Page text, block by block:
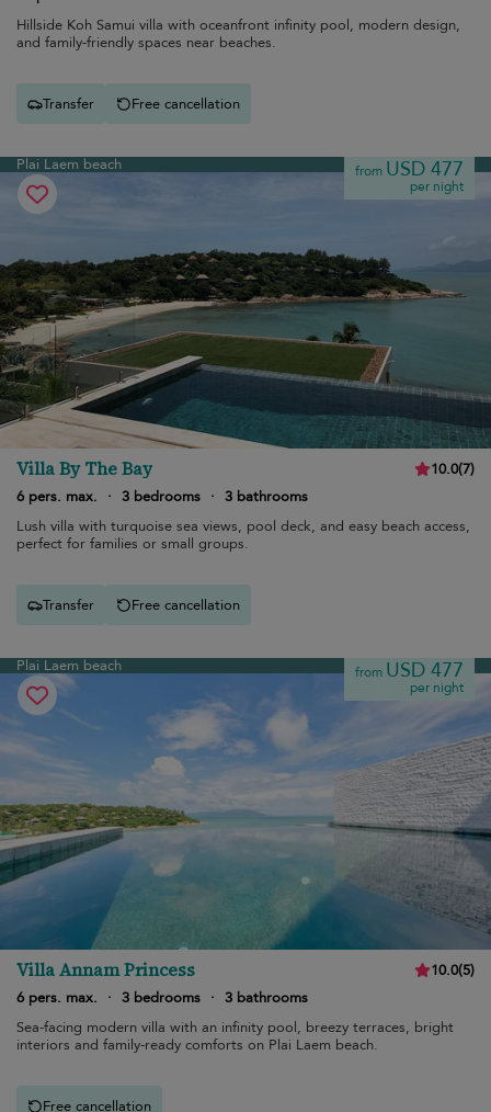
Hillside Koh Samui villa with oceanfront infinity pool, modern design,
and family-friendly spaces near beaches.
Transfer Free cancellation
Plai Laem beach from USD 477
per night
Villa By The Bay 10.0(7)
6 pers. max.
· 3 bedrooms · 3 bathrooms
Lush villa with turquoise sea views, pool deck, and easy beach access,
perfect for families or small groups.
Transfer Free cancellation
Plai Laem beach from USD 477
per night
Villa Annam Princess 10.0(5)
6 pers. max.
· 3 bedrooms · 3 bathrooms
Sea-facing modern villa with an infinity pool, breezy terraces, bright
interiors and family-ready comforts on Plai Laem beach.
Free cancellation